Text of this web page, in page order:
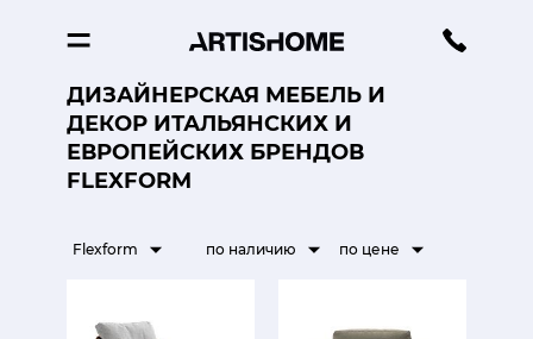
ДИЗАЙНЕРСКАЯ МЕБЕЛЬ И
ДЕКОР ИТАЛЬЯНСКИХ И
ЕВРОПЕЙСКИХ БРЕНДОВ
FLEXFORM
Flexform по наличию по цене